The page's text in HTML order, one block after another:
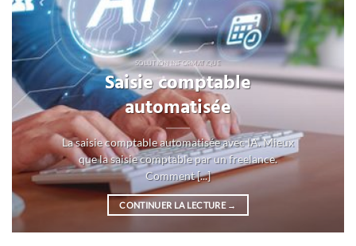
SOLUTION INFORMATIQUE
Saisie comptable
automatisée
La saisie comptable automatisée avec IA. Mieux
que la saisie comptable par un freelance.
Comment [...]
CONTINUER LA LECTURE →